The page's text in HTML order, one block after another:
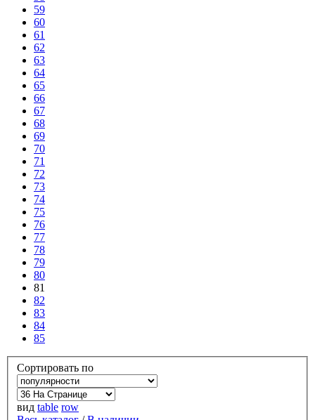
59
60
61
62
63
64
65
66
67
68
69
70
71
72
73
74
75
76
77
78
79
80
81
82
83
84
85
Сортировать по
вид table row